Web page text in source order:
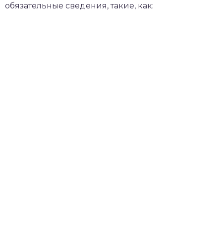
обязательные сведения, такие, как: